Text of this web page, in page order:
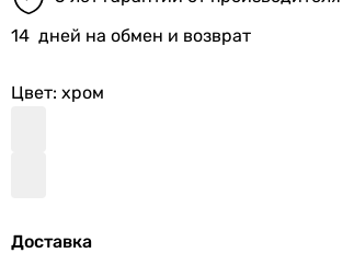
14 дней на обмен и возврат
Цвет: хром
Доставка